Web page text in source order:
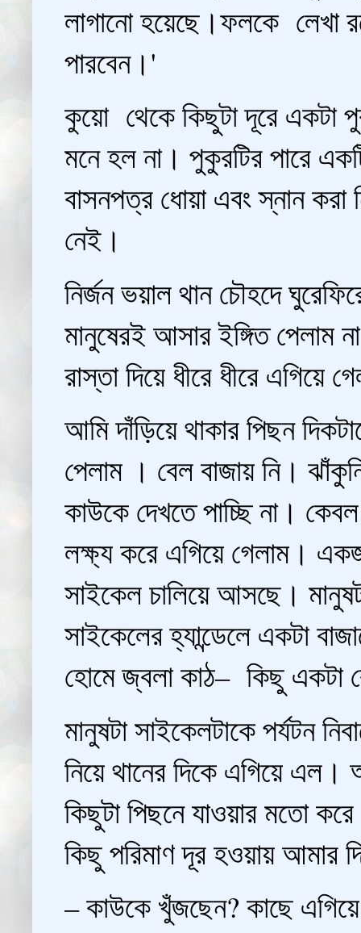
লাগানো হয়েছে।ফলকে লেখা
পারবেন।'
কুয়ো থেকে কিছুটা দূরে একটা
মনে হল না। পুকুরটির পারে
বাসনপত্র ধোয়া এবং স্নান
নেই।
নির্জন ভয়াল থান চৌহদে
মানুষেরই আসার ইঙ্গিত পেলাম
রাস্তা দিয়ে ধীরে ধীরে এগিয়ে
আমি দাঁড়িয়ে থাকার পিছন
পেলাম । বেল বাজায় নি।
কাউকে দেখতে পাচ্ছি না।
লক্ষ্য করে এগিয়ে গেলাম।
সাইকেল চালিয়ে আসছে।
সাইকেলের হ্যান্ডেলে একটা
হোমে জ্বলা কাঠ– কিছু একটা
মানুষটা সাইকেলটাকে পর্যটন
নিয়ে থানের দিকে এগিয়ে এল।
কিছুটা পিছনে যাওয়ার মতো
কিছু পরিমাণ দূর হওয়ায় আমার
– কাউকে খুঁজছেন? কাছে